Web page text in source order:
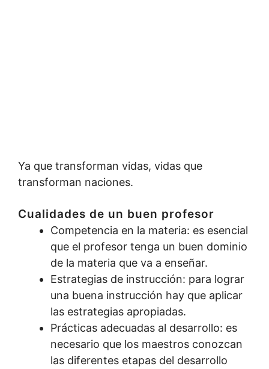
Ya que transforman vidas, vidas que
transforman naciones.
Cualidades de un buen profesor
Competencia en la materia: es esencial
que el profesor tenga un buen dominio
de la materia que va a enseñar.
Estrategias de instrucción: para lograr
una buena instrucción hay que aplicar
las estrategias apropiadas.
Prácticas adecuadas al desarrollo: es
necesario que los maestros conozcan
las diferentes etapas del desarrollo